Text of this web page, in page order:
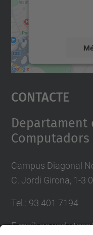
powered
Contacte
Departament
Computadors
Campus Diagonal
C. Jordi Girona, 1-3
Tel.: 93 401 7194
E-mail: